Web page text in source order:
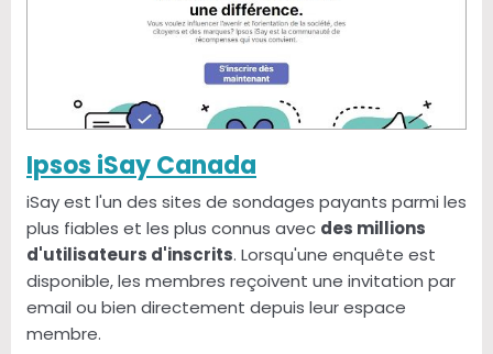
Ipsos iSay Canada
iSay est l'un des sites de sondages payants parmi les
plus fiables et les plus connus avec des millions
d'utilisateurs d'inscrits. Lorsqu'une enquête est
disponible, les membres reçoivent une invitation par
email ou bien directement depuis leur espace
membre.